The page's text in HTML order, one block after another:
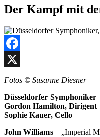
Der Kampf mit
Facebook
X
Fotos © Susanne Diesner
Düsseldorfer Symphoniker
Gordon Hamilton, Dirigent
Sophie Kauer, Cello
John Williams – „Imperial